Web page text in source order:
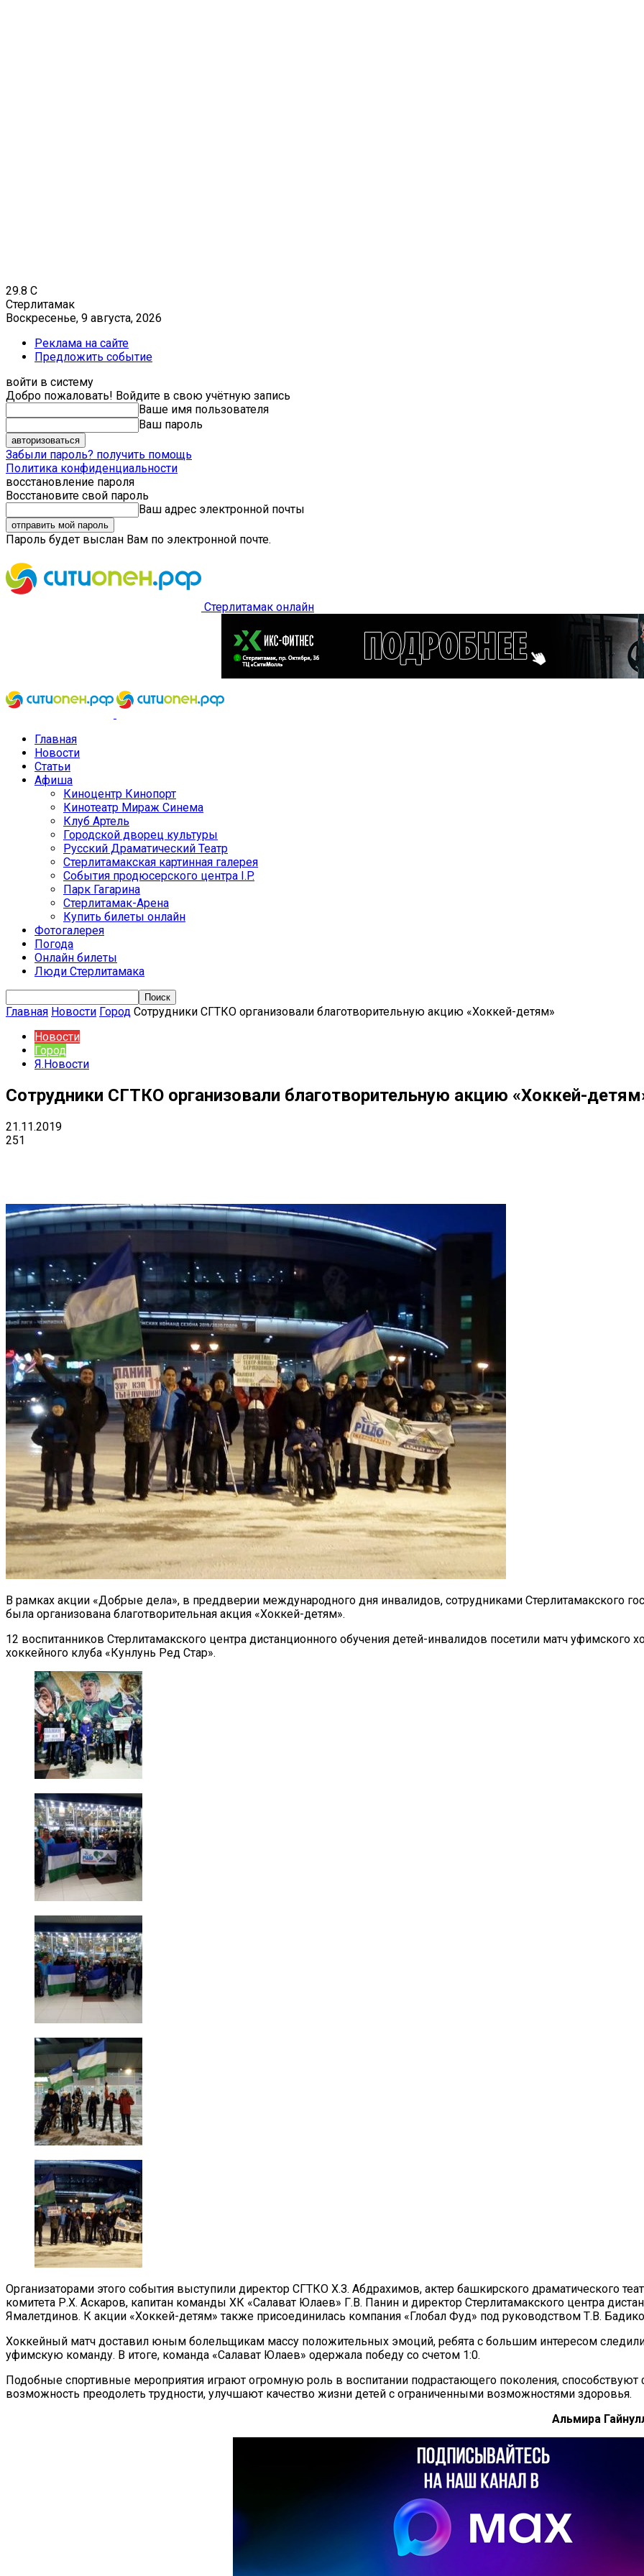
29.8 C
Стерлитамак
Воскресенье, 9 августа, 2026
Реклама на сайте
Предложить событие
войти в систему
Добро пожаловать! Войдите в свою учётную запись
Ваше имя пользователя
Ваш пароль
Забыли пароль? получить помощь
Политика конфиденциальности
восстановление пароля
Восстановите свой пароль
Ваш адрес электронной почты
Пароль будет выслан Вам по электронной почте.
Стерлитамак онлайн
Главная
Новости
Статьи
Афиша
Киноцентр Кинопорт
Кинотеатр Мираж Синема
Клуб Артель
Городской дворец культуры
Русский Драматический Театр
Стерлитамакская картинная галерея
События продюсерского центра I.P.
Парк Гагарина
Стерлитамак-Арена
Купить билеты онлайн
Фотогалерея
Погода
Онлайн билеты
Люди Стерлитамака
Главная Новости Город Сотрудники СГТКО организовали благотворительную акцию «Хоккей-детям»
Новости
Город
Я.Новости
Сотрудники СГТКО организовали благотворительную акцию «Хоккей-
21.11.2019
251
В рамках акции «Добрые дела», в преддверии международного дня инвалидов, сотрудниками Стерлитамакского
была организована благотворительная акция «Хоккей-детям».
12 воспитанников Стерлитамакского центра дистанционного обучения детей-инвалидов посетили матч уфимского
хоккейного клуба «Кунлунь Ред Стар».
Организаторами этого события выступили директор СГТКО Х.З. Абдрахимов, актер башкирского драматического
комитета Р.Х. Аскаров, капитан команды ХК «Салават Юлаев» Г.В. Панин и директор Стерлитамакского центра
Ямалетдинов. К акции «Хоккей-детям» также присоединилась компания «Глобал Фуд» под руководством Т.В.
Хоккейный матч доставил юным болельщикам массу положительных эмоций, ребята с большим интересом
уфимскую команду. В итоге, команда «Салават Юлаев» одержала победу со счетом 1:0.
Подобные спортивные мероприятия играют огромную роль в воспитании подрастающего поколения,
возможность преодолеть трудности, улучшают качество жизни детей с ограниченными возможностями здоровья.
Альмира